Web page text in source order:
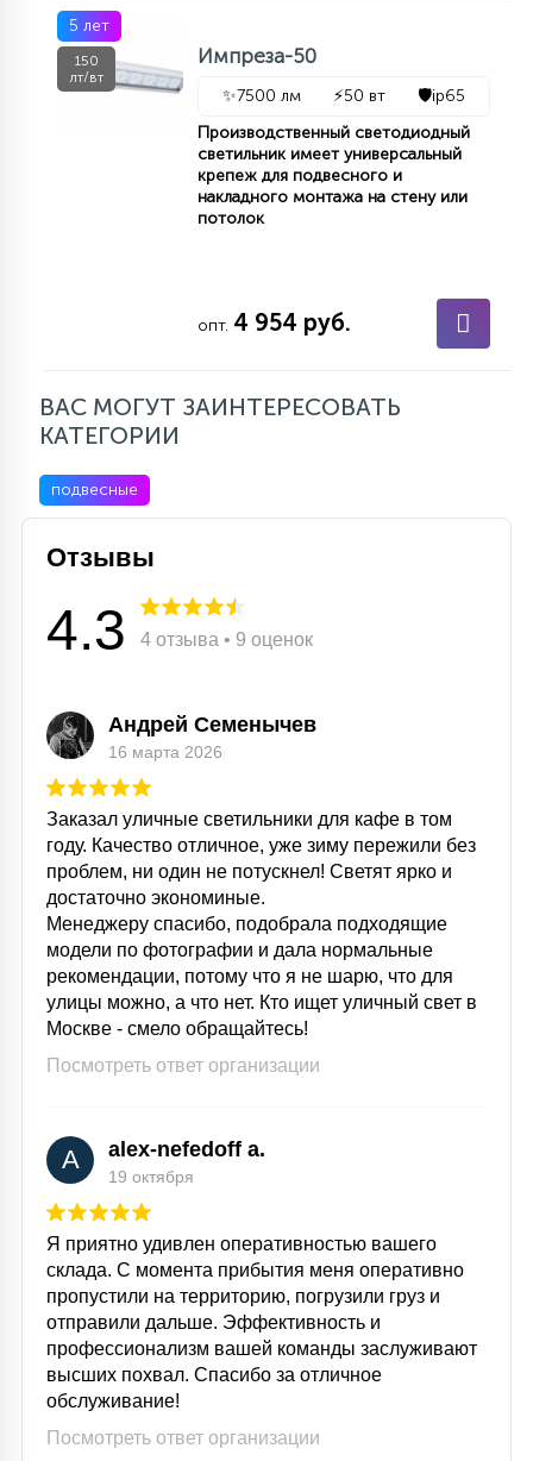
5 лет
150
лт/вт
Импреза-50
✨7500 лм ⚡50 вт 🛡️ip65
Производственный светодиодный
светильник имеет универсальный
крепеж для подвесного и
накладного монтажа на стену или
потолок
опт. 4 954 руб.
ВАС МОГУТ ЗАИНТЕРЕСОВАТЬ
КАТЕГОРИИ
подвесные
Отзывы
4.3 4 отзыва • 9 оценок
Андрей Семенычев
16 марта 2026
Заказал уличные светильники для кафе в том
году. Качество отличное, уже зиму пережили без
проблем, ни один не потускнел! Светят ярко и
достаточно экономиные.
Менеджеру спасибо, подобрала подходящие
модели по фотографии и дала нормальные
рекомендации, потому что я не шарю, что для
улицы можно, а что нет. Кто ищет уличный свет в
Москве - смело обращайтесь!
Посмотреть ответ организации
A alex-nefedoff a.
19 октября
Я приятно удивлен оперативностью вашего
склада. С момента прибытия меня оперативно
пропустили на территорию, погрузили груз и
отправили дальше. Эффективность и
профессионализм вашей команды заслуживают
высших похвал. Спасибо за отличное
обслуживание!
Посмотреть ответ организации